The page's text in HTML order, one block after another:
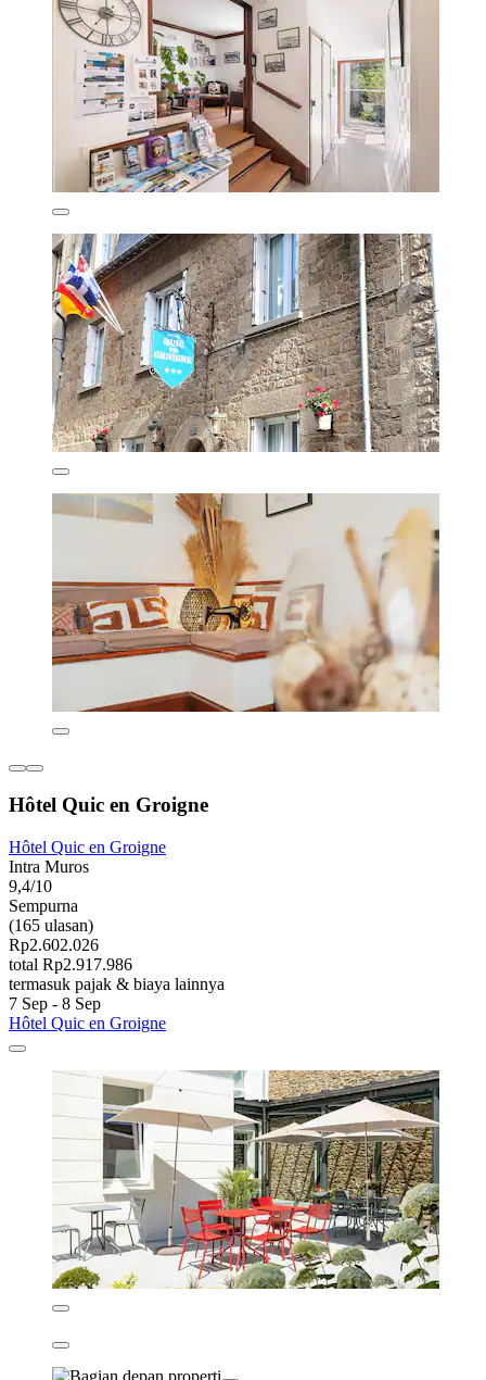
Hôtel Quic en Groigne
Hôtel Quic en Groigne
Intra Muros
9,4/10
Sempurna
(165 ulasan)
Rp2.602.026
total Rp2.917.986
termasuk pajak & biaya lainnya
7 Sep - 8 Sep
Hôtel Quic en Groigne